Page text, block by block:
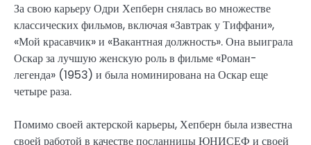
За свою карьеру Одри Хепберн снялась во множестве
классических фильмов, включая «Завтрак у Тиффани»,
«Мой красавчик» и «Вакантная должность». Она выиграла
Оскар за лучшую женскую роль в фильме «Роман-
легенда» (1953) и была номинирована на Оскар еще
четыре раза.
Помимо своей актерской карьеры, Хепберн была известна
своей работой в качестве посланницы ЮНИСЕФ и своей